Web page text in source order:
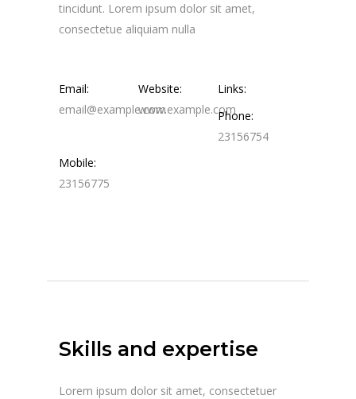
tincidunt. Lorem ipsum dolor sit amet,
consectetue aliquiam nulla
Email:
email@example.com
Website:
www.example.com
Links:
Phone:
23156754
Mobile:
23156775
Skills and expertise
Lorem ipsum dolor sit amet, consectetuer